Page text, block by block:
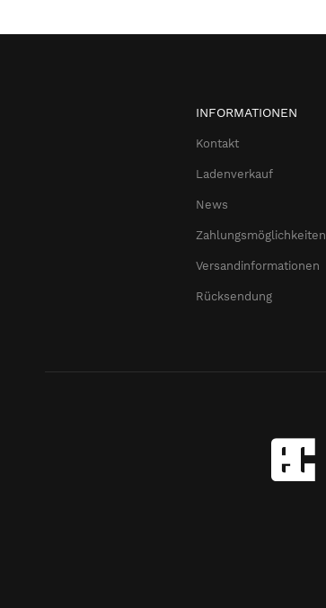
INFORMATIONEN
Kontakt
Ladenverkauf
News
Zahlungsmöglichkeiten
Versandinformationen
Rücksendung